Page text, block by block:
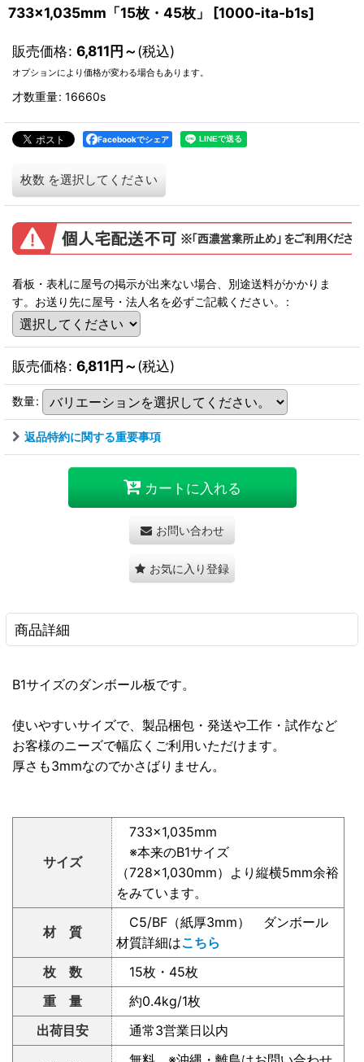
733×1,035mm「15枚・45枚」
[1000-ita-b1s]
販売価格: 6,811円～(税込)
オプションにより価格が変わる場合もあります。
才数重量: 16660s
Facebookでシェア
枚数 を選択してください
看板・表札に屋号の掲示が出来ない場合、別途送料がかかりま
す。お送り先に屋号・法人名を必ずご記載ください。
:
販売価格: 6,811円～(税込)
数量:
返品特約に関する重要事項
カートに入れる
お問い合わせ
お気に入り登録
商品詳細
B1サイズのダンボール板です。
使いやすいサイズで、製品梱包・発送や工作・試作など
お客様のニーズで幅広くご利用いただけます。
厚さも3mmなのでかさばりません。
サイズ
733×1,035mm
※本来のB1サイズ
（728×1,030mm）より縦横5mm余裕
をみています。
材 質
C5/BF（紙厚3mm） ダンボール
材質詳細はこちら
枚 数
15枚・45枚
重 量
約0.4kg/1枚
出荷目安
通常3営業日以内